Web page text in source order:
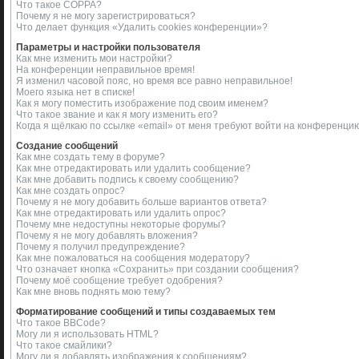
Что такое COPPA?
Почему я не могу зарегистрироваться?
Что делает функция «Удалить cookies конференции»?
Параметры и настройки пользователя
Как мне изменить мои настройки?
На конференции неправильное время!
Я изменил часовой пояс, но время все равно неправильное!
Моего языка нет в списке!
Как я могу поместить изображение под своим именем?
Что такое звание и как я могу изменить его?
Когда я щёлкаю по ссылке «email» от меня требуют войти на
Создание сообщений
Как мне создать тему в форуме?
Как мне отредактировать или удалить сообщение?
Как мне добавить подпись к своему сообщению?
Как мне создать опрос?
Почему я не могу добавить больше вариантов ответа?
Как мне отредактировать или удалить опрос?
Почему мне недоступны некоторые форумы?
Почему я не могу добавлять вложения?
Почему я получил предупреждение?
Как мне пожаловаться на сообщения модератору?
Что означает кнопка «Сохранить» при создании сообщения?
Почему моё сообщение требует одобрения?
Как мне вновь поднять мою тему?
Форматирование сообщений и типы создаваемых тем
Что такое BBCode?
Могу ли я использовать HTML?
Что такое смайлики?
Могу ли я добавлять изображения к сообщениям?